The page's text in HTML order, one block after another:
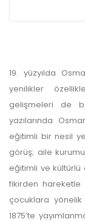
APC bilgi mesajı
ulaşmadan ödeme
yazarlara geri iade
yapılmamaktadır.
19. yüzyılda
yenilikler
gelişmeleri de
yazılarında
eğitimli bir nesil
görüş; aile
eğitimli ve kültürlü
fikirden hareketle
çocuklara yönelik
1875’te